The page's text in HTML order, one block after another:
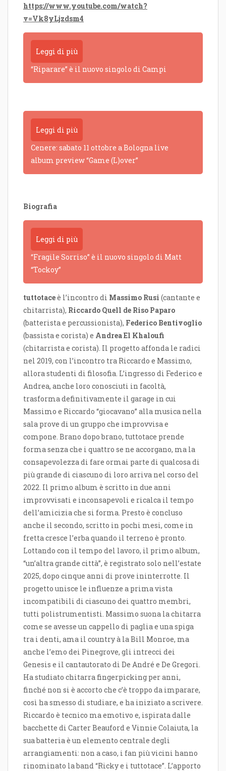
https://www.youtube.com/watch?
v=Vk8yLjzdsm4
Leggi di più
“Riparare” è il nuovo singolo di Campi
Leggi di più
Cenere: sabato 11 ottobre a Bologna live
album preview “Game (L)over”
Biografia
Leggi di più
“Fragile Sorriso” è il nuovo singolo di Matt
“Tockoy”
tuttotaceè l’incontro di Massimo Rusi (cantante e
chitarrista), Riccardo Quell de Riso Paparo
(batterista e percussionista), Federico Bentivoglio
(bassista e corista) e Andrea El Khaloufi
(chitarrista e corista). Il progetto affonda le radici
nel 2019, con l’incontro tra Riccardo e Massimo,
allora studenti di filosofia. L’ingresso di Federico e
Andrea, anche loro conosciuti in facoltà,
trasforma definitivamente il garage in cui
Massimo e Riccardo “giocavano” alla musica nella
sala prove di un gruppo che improvvisa e
compone. Brano dopo brano, tuttotace prende
forma senza che i quattro se ne accorgano, ma la
consapevolezza di fare ormai parte di qualcosa di
più grande di ciascuno di loro arriva nel corso del
2022. Il primo album è scritto in due anni
improvvisati e inconsapevoli e ricalca il tempo
dell’amicizia che si forma. Presto è concluso
anche il secondo, scritto in pochi mesi, come in
fretta cresce l’erba quando il terreno è pronto.
Lottando con il tempo del lavoro, il primo album,
“un’altra grande città”, è registrato solo nell’estate
2025, dopo cinque anni di prove ininterrotte. Il
progetto unisce le influenze a prima vista
incompatibili di ciascuno dei quattro membri,
tutti polistrumentisti. Massimo suona la chitarra
come se avesse un cappello di paglia e una spiga
tra i denti, ama il country à la Bill Monroe, ma
anche l’emo dei Pinegrove, gli intrecci dei
Genesis e il cantautorato di De André e De Gregori.
Ha studiato chitarra fingerpicking per anni,
finché non si è accorto che c’è troppo da imparare,
così ha smesso di studiare, e ha iniziato a scrivere.
Riccardo è tecnico ma emotivo e, ispirata dalle
bacchette di Carter Beauford e Vinnie Colaiuta, la
sua batteria è un elemento centrale degli
arrangiamenti: non a caso, i fan più vicini hanno
rinominato la band “Ricky e i tuttotace”. L’apporto